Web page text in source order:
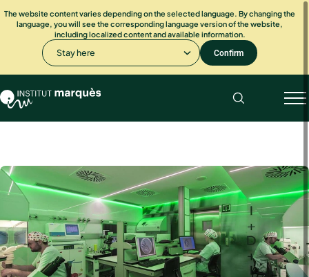
The website content varies depending on the selected language. By changing the
language, you will see the corresponding language version of the website,
including localized content and available information.
Stay here Confirm